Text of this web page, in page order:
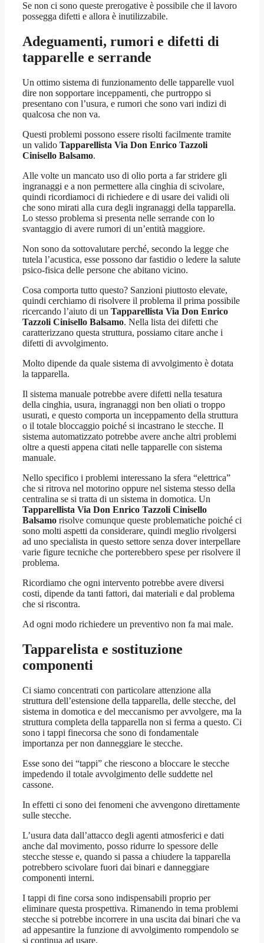
Se non ci sono queste prerogative è possibile che il lavoro
possegga difetti e allora è inutilizzabile.
Adeguamenti, rumori e difetti di
tapparelle e serrande
Un ottimo sistema di funzionamento delle tapparelle vuol
dire non sopportare inceppamenti, che purtroppo si
presentano con l’usura, e rumori che sono vari indizi di
qualcosa che non va.
Questi problemi possono essere risolti facilmente tramite
un valido Tapparellista Via Don Enrico Tazzoli
Cinisello Balsamo.
Alle volte un mancato uso di olio porta a far stridere gli
ingranaggi e a non permettere alla cinghia di scivolare,
quindi ricordiamoci di richiedere e di usare dei validi oli
che sono mirati alla cura degli ingranaggi della tapparella.
Lo stesso problema si presenta nelle serrande con lo
svantaggio di avere rumori di un’entità maggiore.
Non sono da sottovalutare perché, secondo la legge che
tutela l’acustica, esse possono dar fastidio o ledere la salute
psico-fisica delle persone che abitano vicino.
Cosa comporta tutto questo? Sanzioni piuttosto elevate,
quindi cerchiamo di risolvere il problema il prima possibile
ricercando l’aiuto di un Tapparellista Via Don Enrico
Tazzoli Cinisello Balsamo. Nella lista dei difetti che
caratterizzano questa struttura, possiamo citare anche i
difetti di avvolgimento.
Molto dipende da quale sistema di avvolgimento è dotata
la tapparella.
Il sistema manuale potrebbe avere difetti nella tesatura
della cinghia, usura, ingranaggi non ben oliati o troppo
usurati, e questo comporta un inceppamento della struttura
o il totale bloccaggio poiché si incastrano le stecche. Il
sistema automatizzato potrebbe avere anche altri problemi
oltre a questi appena citati nelle tapparelle con sistema
manuale.
Nello specifico i problemi interessano la sfera “elettrica”
che si ritrova nel motorino oppure nel sistema stesso della
centralina se si tratta di un sistema in domotica. Un
Tapparellista Via Don Enrico Tazzoli Cinisello
Balsamo risolve comunque queste problematiche poiché ci
sono molti aspetti da considerare, quindi meglio rivolgersi
ad uno specialista in questo settore senza dover interpellare
varie figure tecniche che porterebbero spese per risolvere il
problema.
Ricordiamo che ogni intervento potrebbe avere diversi
costi, dipende da tanti fattori, dai materiali e dal problema
che si riscontra.
Ad ogni modo richiedere un preventivo non fa mai male.
Tapparelista e sostituzione
componenti
Ci siamo concentrati con particolare attenzione alla
struttura dell’estensione della tapparella, delle stecche, del
sistema in domotica e del meccanismo per avvolgere, ma la
struttura completa della tapparella non si ferma a questo. Ci
sono i tappi finecorsa che sono di fondamentale
importanza per non danneggiare le stecche.
Esse sono dei “tappi” che riescono a bloccare le stecche
impedendo il totale avvolgimento delle suddette nel
cassone.
In effetti ci sono dei fenomeni che avvengono direttamente
sulle stecche.
L’usura data dall’attacco degli agenti atmosferici e dati
anche dal movimento, posso ridurre lo spessore delle
stecche stesse e, quando si passa a chiudere la tapparella
potrebbero scivolare fuori dai binari e danneggiare
componenti interni.
I tappi di fine corsa sono indispensabili proprio per
eliminare questa prospettiva. Rimanendo in tema problemi
stecche si potrebbe incorrere in una uscita dai binari che va
ad appesantire la funzione di avvolgimento rompendolo se
si continua ad usare.